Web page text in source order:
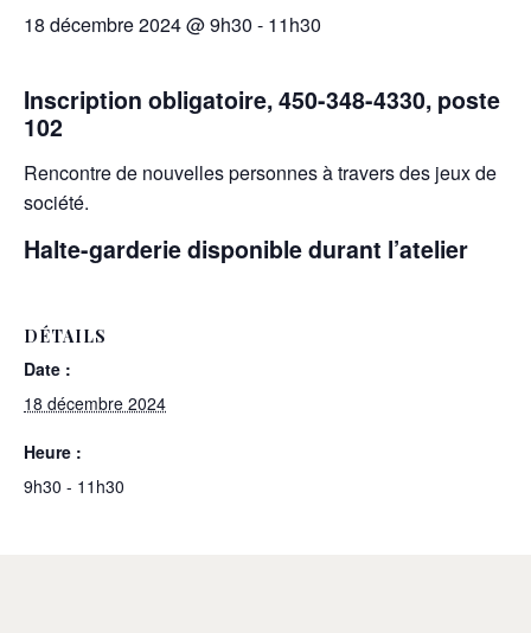
18 décembre 2024 @ 9h30 - 11h30
Inscription obligatoire, 450-348-4330, poste
102
Rencontre de nouvelles personnes à travers des jeux de
société.
Halte-garderie disponible durant l’atelier
DÉTAILS
Date :
18 décembre 2024
Heure :
9h30 - 11h30